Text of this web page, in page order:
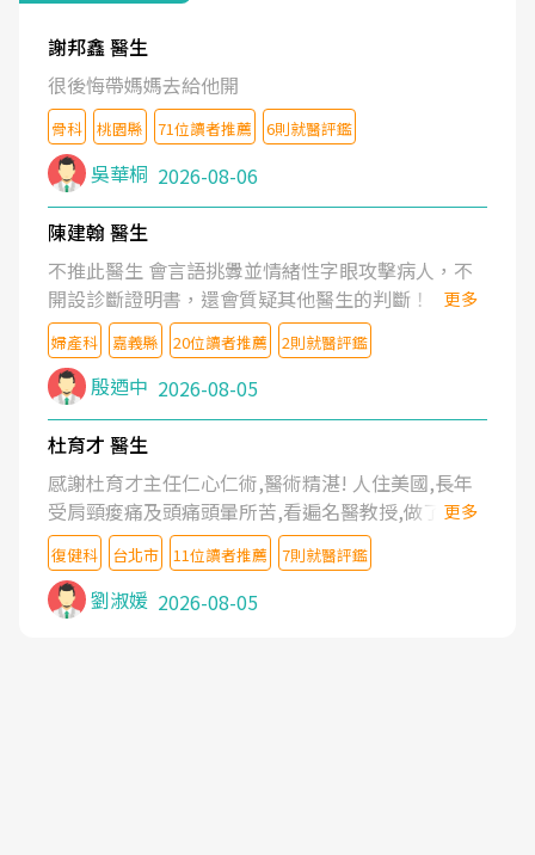
謝邦鑫 醫生
很後悔帶媽媽去給他開
骨科 桃園縣 71位讀者推薦 6則就醫評鑑
吳華桐 2026-08-06
陳建翰 醫生
不推此醫生 會言語挑釁並情緒性字眼攻擊病人，不
開設診斷證明書，還會質疑其他醫生的判斷！
更多
婦產科 嘉義縣 20位讀者推薦 2則就醫評鑑
殷迺中 2026-08-05
杜育才 醫生
感謝杜育才主任仁心仁術,醫術精湛! 人住美國,長年
受肩頸痠痛及頭痛頭暈所苦,看遍名醫教授,做了各種
檢查,也嘗試過西醫打針,中醫針灸及物理徒手治療都
沒有用,後來連吃到嗎啡類止痛藥都效果有限,只是壓
症狀,沒多久就痛起來,多年失眠嚴重影響生活品質.
台灣親友介紹忠孝醫院杜育才主任是頸頭症候群專
更多
復健科 台北市 11位讀者推薦 7則就醫評鑑
劉淑媛 2026-08-05